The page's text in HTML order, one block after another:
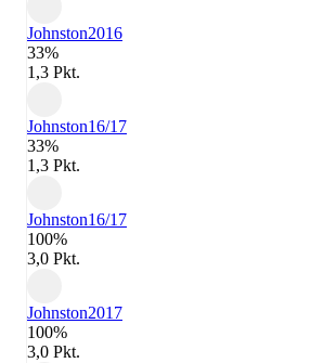
Johnston2016
33%
1,3 Pkt.
Johnston16/17
33%
1,3 Pkt.
Johnston16/17
100%
3,0 Pkt.
Johnston2017
100%
3,0 Pkt.